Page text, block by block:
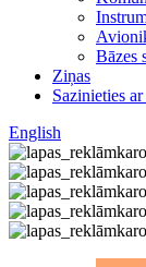
Bāzes
Ziņas
Sazinieties
English